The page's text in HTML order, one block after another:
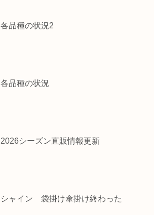
各品種の状況2
各品種の状況
2026シーズン直販情報更新
シャイン 袋掛け傘掛け終わった